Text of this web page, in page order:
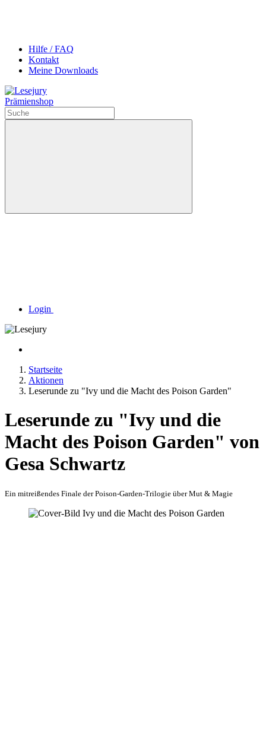
Hilfe / FAQ
Kontakt
Meine Downloads
Prämienshop
Login
Startseite
Aktionen
Leserunde zu "Ivy und die Macht des Poison Garden"
Leserunde zu "Ivy und die
Macht des Poison Garden" von
Gesa Schwartz
Ein mitreißendes Finale der Poison-Garden-Trilogie über Mut & Magie